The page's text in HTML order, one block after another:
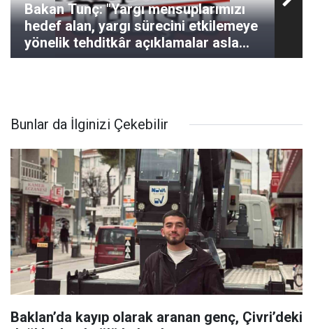
Bakan Tunç: "Yargı mensuplarımızı
hedef alan, yargı sürecini etkilemeye
yönelik tehditkâr açıklamalar asla
kabul edilemez"
Bunlar da İlginizi Çekebilir
Baklan’da kayıp olarak aranan genç, Çivri’deki